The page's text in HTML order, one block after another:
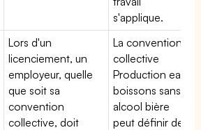
s'applique.
Lors d'un
licenciement, un
employeur, quelle
que soit sa
convention
collective, doit
La convention
collective
Production eaux
boissons sans
alcool bière
peut définir des